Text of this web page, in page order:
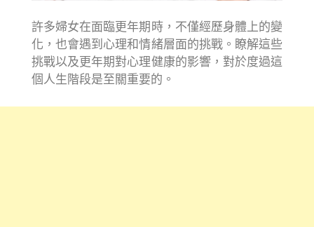
許多婦女在面臨更年期時，不僅經歷身體上的變
化，也會遇到心理和情緒層面的挑戰。瞭解這些
挑戰以及更年期對心理健康的影響，對於度過這
個人生階段是至關重要的。